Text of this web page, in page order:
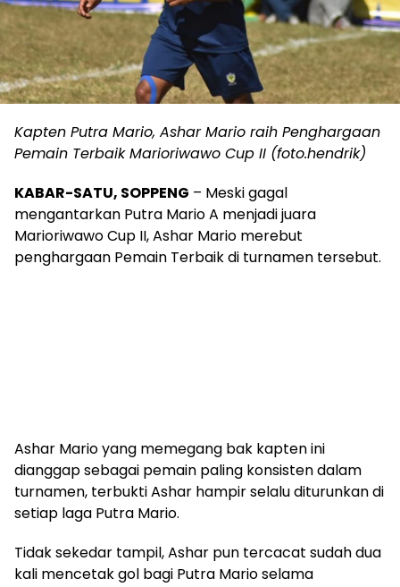
Kapten Putra Mario, Ashar Mario raih Penghargaan
Pemain Terbaik Marioriwawo Cup II (foto.hendrik)
KABAR-SATU, SOPPENG – Meski gagal
mengantarkan Putra Mario A menjadi juara
Marioriwawo Cup II, Ashar Mario merebut
penghargaan Pemain Terbaik di turnamen tersebut.
Ashar Mario yang memegang bak kapten ini
dianggap sebagai pemain paling konsisten dalam
turnamen, terbukti Ashar hampir selalu diturunkan di
setiap laga Putra Mario.
Tidak sekedar tampil, Ashar pun tercacat sudah dua
kali mencetak gol bagi Putra Mario selama